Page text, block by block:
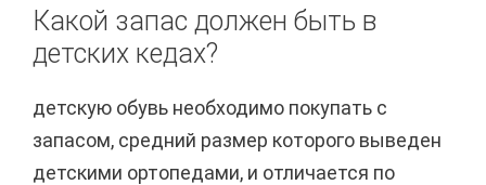
Какой запас должен быть в
детских кедах?
детскую обувь необходимо покупать с
запасом, средний размер которого выведен
детскими ортопедами, и отличается по